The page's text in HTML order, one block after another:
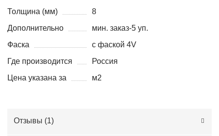
Толщина (мм)
8
Дополнительно
мин. заказ-5 уп.
Фаска
с фаской 4V
Где производится
Россия
Цена указана за
м2
Отзывы (1)